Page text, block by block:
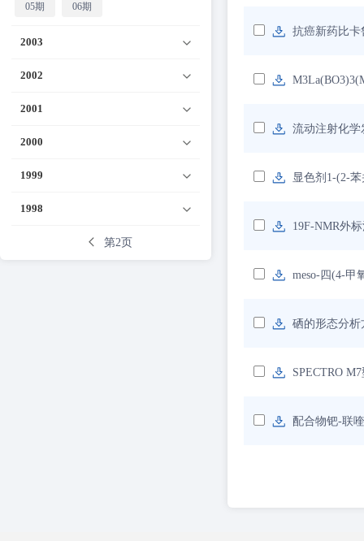
05期 06期
2003
2002
2001
2000
1999
1998
第2页
抗癌新药比
流动注射化
显色剂1-(2-
19F-NMR外
meso-四(4-甲
硒的形态分析
SPECTRO
配合物钯-联